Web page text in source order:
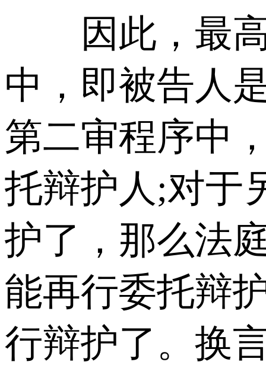
因此，最高
中，即被告人
第二审程序中
托辩护人;对于
护了，那么法
能再行委托辩
行辩护了。换